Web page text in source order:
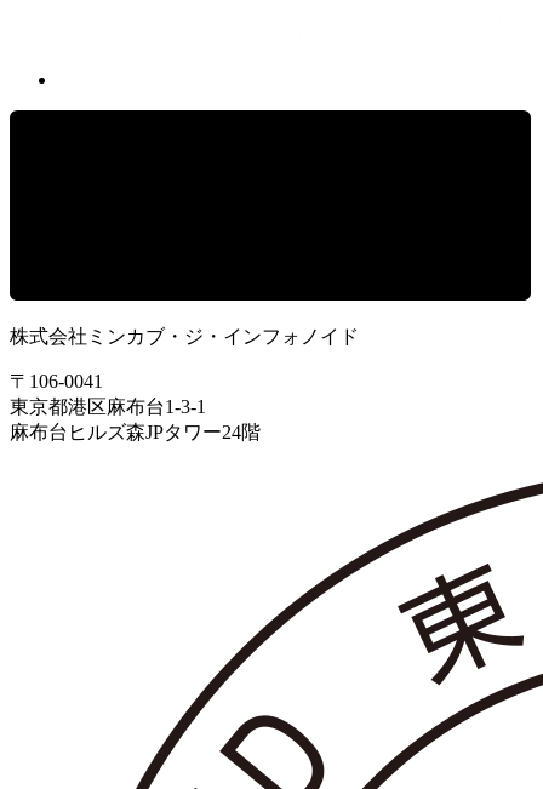
株式会社ミンカブ・ジ・インフォノイド
〒106-0041
東京都港区麻布台1-3-1
麻布台ヒルズ森JPタワー24階